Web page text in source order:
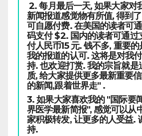
2. 每月最后一天, 如果大家对
新闻报道感觉物有所值, 得到
可自愿付费. 在美国的读者可
码支付 $2. 国内的读者可通过
付人民币15 元. 钱不多, 重要
我的报道的认可. 这将是对我
持. 也欢迎打赏. 我的宗旨就是
质, 给大家提供更多最新重要
的新闻,跟着世界走" .
3. 如果大家喜欢我的 "国际要
界医学最新简报", 感觉可以从
家积极转发, 让更多的人受益.
持.